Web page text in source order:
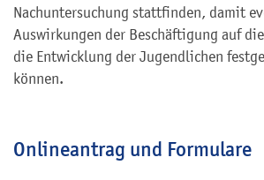
Nachuntersuchung stattfinden, damit
Auswirkungen der Beschäftigung auf
die Entwicklung der Jugendlichen
können.
Onlineantrag und Formulare